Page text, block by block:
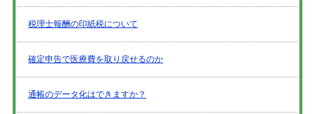
税理士報酬の印紙税について
確定申告で医療費を取り戻せるのか
通帳のデータ化はできますか？